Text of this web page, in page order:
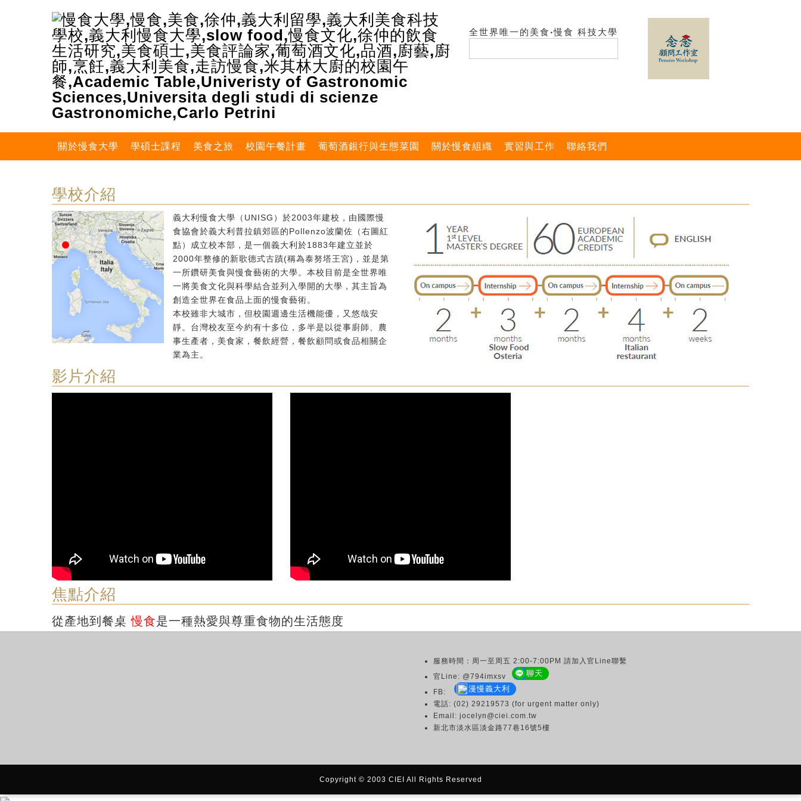
全世界唯一的美食‧慢食 科技大學
關於慢食大學 學碩士課程 美食之旅 校園午餐計畫 葡萄酒銀行與生態菜園 關於慢食組織 實習與工作 聯絡我們
學校介紹
義大利慢食大學（UNISG）於2003年建校，由國際慢
食協會於義大利普拉鎮郊區的Pollenzo波蘭佐（右圖紅
點）成立校本部，是一個義大利於1883年建立並於
2000年整修的新歌德式古蹟(稱為泰努塔王宮)，並是第
一所鑽研美食與慢食藝術的大學。本校目前是全世界唯
一將美食文化與科學結合並列入學開的大學，其主旨為
創造全世界在食品上面的慢食藝術。
本校雖非大城市，但校園週邊生活機能優，又悠哉安
靜。台灣校友至今約有十多位，多半是以從事廚師、農
事生產者，美食家，餐飲經營，餐飲顧問或食品相關企
業為主。
影片介紹
焦點介紹
從產地到餐桌慢食是一種熱愛與尊重食物的生活態度
服務時間：周一至周五 2:00-7:00PM 請加入官Line聯繫
官Line: @794imxsv
聊天
FB: 漫慢義大利
電話: (02) 29219573 (for urgent matter only)
Email: jocelyn@ciei.com.tw
新北市淡水區淡金路77巷16號5樓
Copyright © 2003 CIEI All Rights Reserved